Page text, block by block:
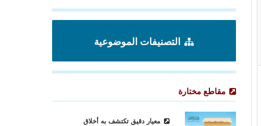
التصنيفات الموضوعية
مقاطع مختارة
معيار دقيق تكتشف به أخلاق